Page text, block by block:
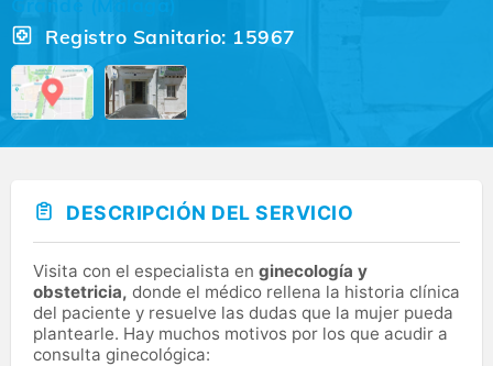
Registro Sanitario: 15967
DESCRIPCIÓN DEL SERVICIO
Visita con el especialista en ginecología y
obstetricia, donde el médico rellena la historia clínica
del paciente y resuelve las dudas que la mujer pueda
plantearle. Hay muchos motivos por los que acudir a
consulta ginecológica: